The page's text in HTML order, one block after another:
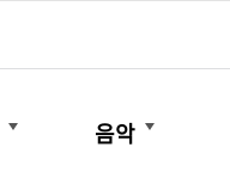
음악
더보기